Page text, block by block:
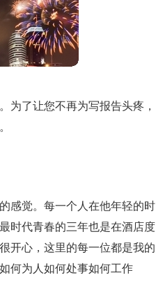
为了让您不再为写报告头疼，
感觉。每一个人在他年轻的时
时代青春的三年也是在酒店度
开心，这里的每一位都是我的
何为人如何处事如何工作